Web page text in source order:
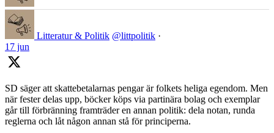
Litteratur & Politik @littpolitik ·
17 jun
SD säger att skattebetalarnas pengar är folkets heliga egendom. Men
när fester delas upp, böcker köps via partinära bolag och exemplar
går till förbränning framträder en annan politik: dela notan, runda
reglerna och låt någon annan stå för principerna.